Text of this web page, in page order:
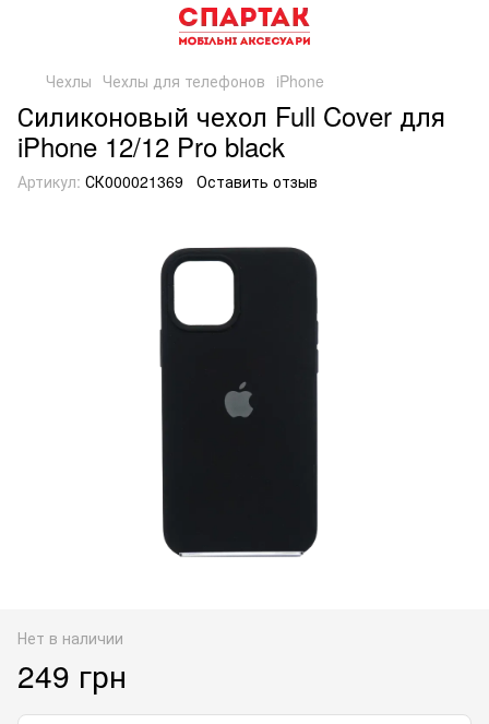
Чехлы Чехлы для телефонов iPhone
Силиконовый чехол Full Cover для
iPhone 12/12 Pro black
Артикул: СК000021369 Оставить отзыв
Нет в наличии
249 грн